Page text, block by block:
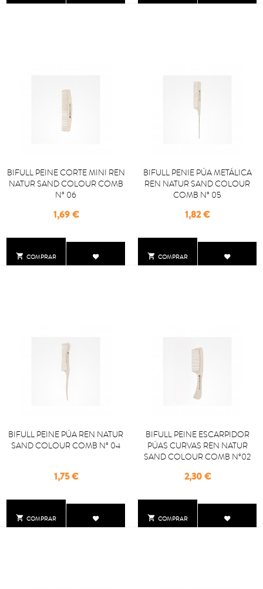
 COMPRAR
BIFULL PEINE CORTE MINI REN
NATUR SAND COLOUR COMB
Nº 06
Precio
1,69 €
 COMPRAR
BIFULL PENIE PÚA METÁLICA
REN NATUR SAND COLOUR
COMB Nº 05
Precio
1,82 €
 COMPRAR
BIFULL PEINE PÚA REN NATUR
SAND COLOUR COMB Nº 04
Precio
1,75 €
 COMPRAR
BIFULL PEINE ESCARPIDOR
PÚAS CURVAS REN NATUR
SAND COLOUR COMB Nº02
Precio
2,30 €